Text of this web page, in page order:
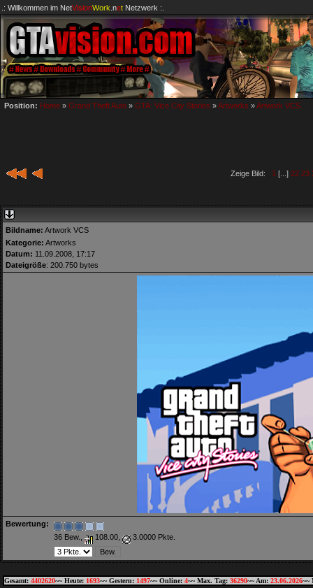
.: Willkommen im NetVisionWork .netNetzwerk :.
Position: Home » Grand Theft Auto » GTA: Vice City Stories »Artworks »Artwork VCS
Zeige Bild: 1 [...] 22 23
Bildname: Artwork VCS
Kategorie: Artworks
Datum: 11.09.2008, 17:17
Dateigröße: 200.750 bytes
Bewertung:
36 Bew.,
108.00, 3.0000 Pkte.
Gesamt: 4402620~~ Heute: 1693~~ Gestern: 1497~~ Online: 4~~ Max. Tag: 36290~~ Am: 23.06.2026~~